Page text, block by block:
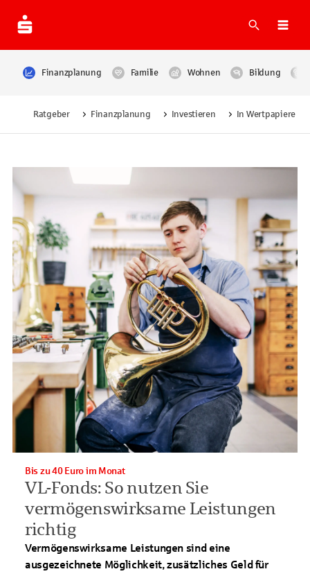
Suche
Finanzplanung Familie Wohnen Bildung
Ratgeber Finanzplanung Investieren In Wertpapiere
VL-Fonds: So nutzen Sie
vermögenswirksame Leistungen
richtig
Bis zu 40 Euro im Monat
Vermögenswirksame Leistungen sind eine
ausgezeichnete Möglichkeit, zusätzliches Geld für